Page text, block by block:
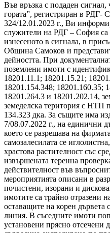
Във връзка с подаден
гората”, регистриран в РДГ-
324/12.01.2023 г., Ви
служители на РДГ – София
изнесеното в сигнала, в
Община Самоков и
дейността. При
поземлени имоти с
18201.11.1; 18201.15.21;
18201.154.348; 18201.160.35;
18201.264.3 и 18201.202.14,
земеделска територия с
134.323 дка. За същите има
7/08.07.2022 г., на единични
което се разрешава на
самозалесилата се
храстова растителност със
извършената теренна
действителност във
мероприятията описани в
почистени, изорани и
имотите са трайно отразени
оставащите на корен дървета
линия. В съседните имоти
установени прясно отсечени